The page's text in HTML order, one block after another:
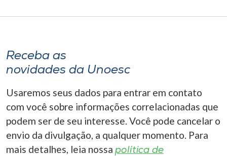
Receba as
novidades da Unoesc
Usaremos seus dados para entrar em contato
com você sobre informações correlacionadas que
podem ser de seu interesse. Você pode cancelar o
envio da divulgação, a qualquer momento. Para
mais detalhes, leia nossa política de